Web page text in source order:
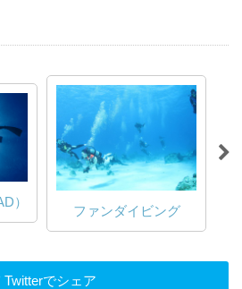
）
ファンダイビング
Twitterでシェア